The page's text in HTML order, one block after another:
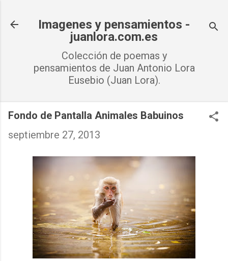
Imagenes y pensamientos -
juanlora.com.es
Colección de poemas y
pensamientos de Juan Antonio Lora
Eusebio (Juan Lora).
Fondo de Pantalla Animales Babuinos
septiembre 27, 2013